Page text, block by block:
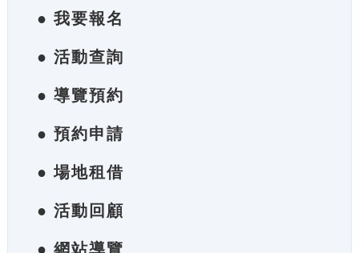
● 我要報名
● 活動查詢
● 導覽預約
● 預約申請
● 場地租借
● 活動回顧
● 網站導覽